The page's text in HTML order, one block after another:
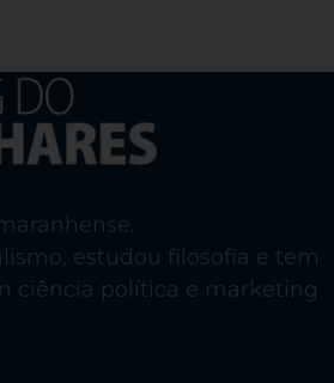
estudou filosofia e tem
ciência política e marketing